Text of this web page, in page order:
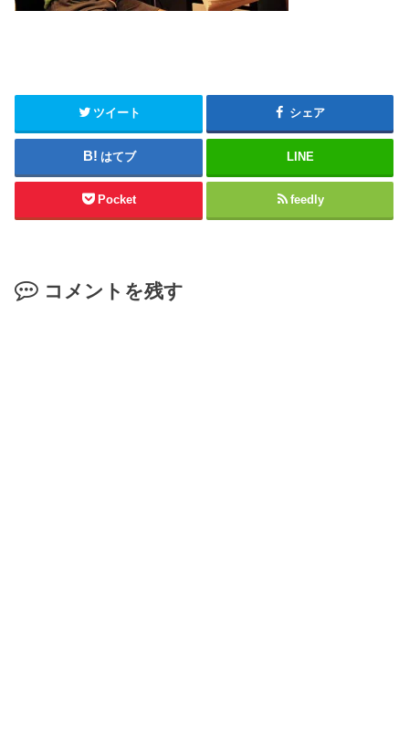
ツイート シェア
はてブ LINE
Pocket feedly
コメントを残す